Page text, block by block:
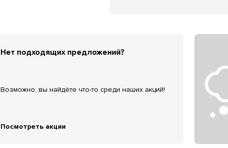
Нет подходящих предложений?
Возможно, вы найдёте что-то среди наших акций!
Посмотреть акции